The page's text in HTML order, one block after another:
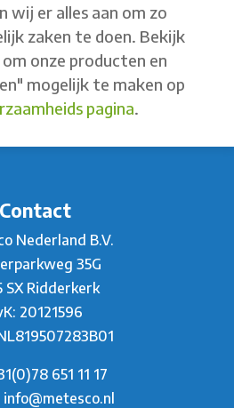
wij er alles aan om zo
zaken te doen. Bekijk
onze producten en
mogelijk te maken op
pagina.
Contact
Nederland B.V.
35G
SX Ridderkerk
20121596
651 11 17
info@metesco.nl